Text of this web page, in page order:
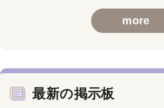
more
最新の掲示板